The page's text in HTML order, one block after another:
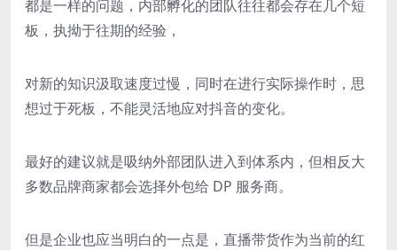
都是一样的问题，内部孵化的团队往往都会存在几个短
板，执拗于往期的经验，
对新的知识汲取速度过慢，同时在进行实际操作时，思
想过于死板，不能灵活地应对抖音的变化。
最好的建议就是吸纳外部团队进入到体系内，但相反大
多数品牌商家都会选择外包给 DP 服务商。
但是企业也应当明白的一点是，直播带货作为当前的红